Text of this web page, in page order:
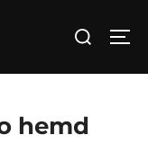
Suchen
hemd